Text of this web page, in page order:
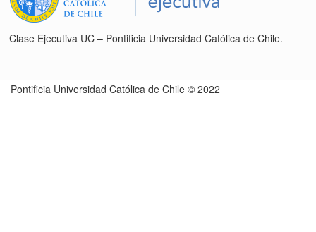
Clase Ejecutiva UC – Pontificia Universidad Católica de Chile.
Pontificia Universidad Católica de Chile © 2022